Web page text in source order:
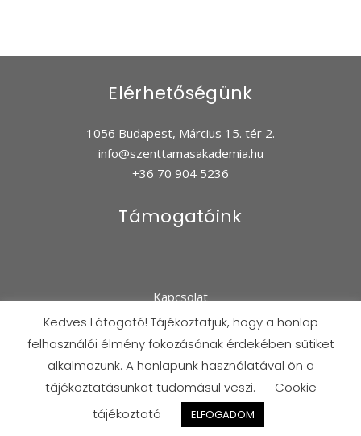
Elérhetőségünk
1056 Budapest, Március 15. tér 2.
info@szenttamasakademia.hu
+36 70 904 5236
Támogatóink
Kapcsolat
Adatkezelés
©2021-2026 Minden jog fenntartva! | Aquinói Szent Tamás Közéleti Egyesület
Kedves Látogató! Tájékoztatjuk, hogy a honlap
felhasználói élmény fokozásának érdekében sütiket
alkalmazunk. A honlapunk használatával ön a
tájékoztatásunkat tudomásul veszi.
Cookie
tájékoztató
ELFOGADOM